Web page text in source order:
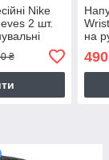
Nike
2 шт.
₴
на
490